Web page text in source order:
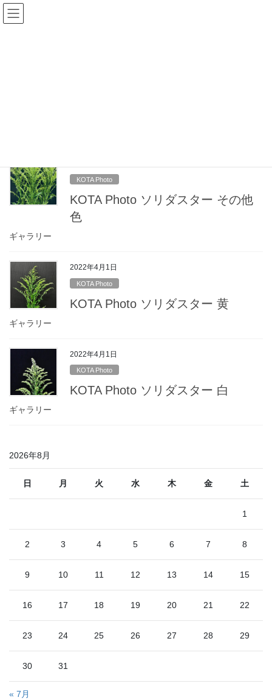
コ
ン
ナ
ビ
KOTA Photo
KOTA Photo ソリダスター その他
色
ギャラリー
2022年4月1日
KOTA Photo
KOTA Photo ソリダスター 黄
ギャラリー
2022年4月1日
KOTA Photo
KOTA Photo ソリダスター 白
ギャラリー
2026年8月
日 月 火 水 木 金 土
1
2 3 4 5 6 7 8
9 10 11 12 13 14 15
16 17 18 19 20 21 22
23 24 25 26 27 28 29
30 31
« 7月